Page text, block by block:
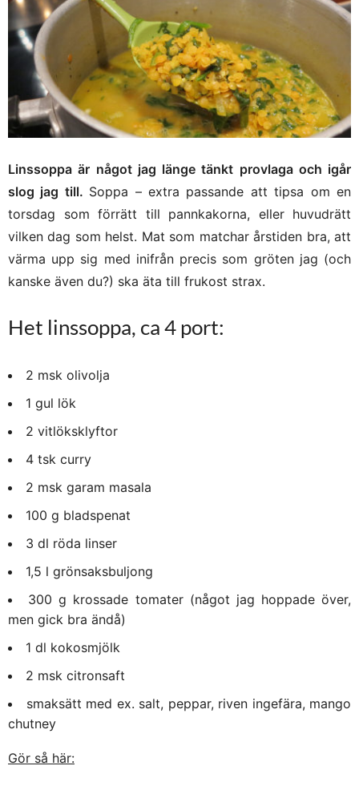
Linssoppa är något jag länge tänkt provlaga och igår
slog jag till. Soppa – extra passande att tipsa om en
torsdag som förrätt till pannkakorna, eller huvudrätt
vilken dag som helst. Mat som matchar årstiden bra, att
värma upp sig med inifrån precis som gröten jag (och
kanske även du?) ska äta till frukost strax.
Het linssoppa, ca 4 port:
2 msk olivolja
1 gul lök
2 vitlöksklyftor
4 tsk curry
2 msk garam masala
100 g bladspenat
3 dl röda linser
1,5 l grönsaksbuljong
300 g krossade tomater (något jag hoppade över,
men gick bra ändå)
1 dl kokosmjölk
2 msk citronsaft
smaksätt med ex. salt, peppar, riven ingefära, mango
chutney
Gör så här: